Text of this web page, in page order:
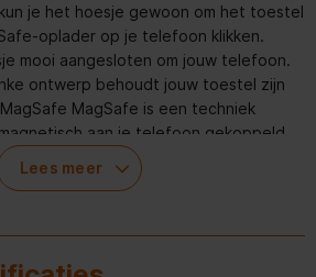
je het hoesje gewoon om het toestel
oplader op je telefoon klikken.
mooi aangesloten om jouw telefoon.
ontwerp behoudt jouw toestel zijn
MagSafe is een techniek
aan je telefoon gekoppeld
MagSafe technologie.
producten altijd precies goed op
Lees meer